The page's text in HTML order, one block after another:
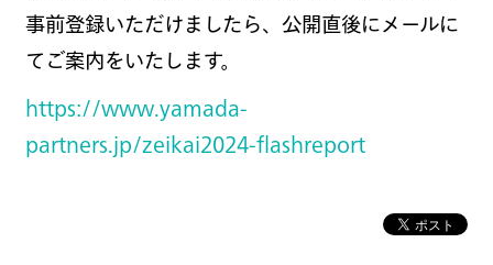
事前登録いただけましたら、公開直後にメールに
てご案内をいたします。
https://www.yamada-
partners.jp/zeikai2024-flashreport